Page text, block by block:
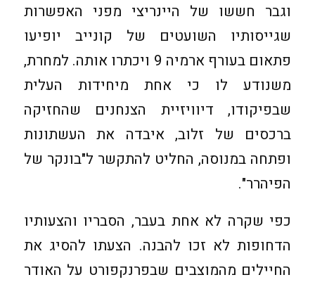
וגבר חששו של היינריצי מפני האפשרות
שגייסותיו השועטים של קונייב יופיעו
פתאום בעורף ארמיה 9 ויכתרו אותה. למחרת,
משנודע לו כי אחת מיחידות העלית
שבפיקודו, דיוויזיית הצנחנים שהחזיקה
ברכסים של זלוב, איבדה את העשתונות
ופתחה במנוסה, החליט להתקשר ל"בונקר של
הפיהרר".
כפי שקרה לא אחת בעבר, הסבריו והצעותיו
הדחופות לא זכו להבנה. הצעתו להסיג את
החיילים מהמוצבים שבפרנקפורט על האודר